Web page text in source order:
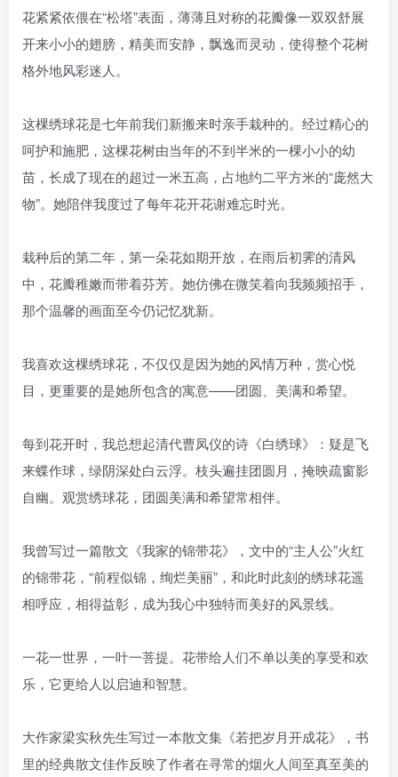
花紧紧依偎在“松塔”表面，薄薄且对称的花瓣像一双双舒展
开来小小的翅膀，精美而安静，飘逸而灵动，使得整个花树
格外地风彩迷人。
这棵绣球花是七年前我们新搬来时亲手栽种的。经过精心的
呵护和施肥，这棵花树由当年的不到半米的一棵小小的幼
苗，长成了现在的超过一米五高，占地约二平方米的“庞然大
物”。她陪伴我度过了每年花开花谢难忘时光。
栽种后的第二年，第一朵花如期开放，在雨后初霁的清风
中，花瓣稚嫩而带着芬芳。她仿佛在微笑着向我频频招手，
那个温馨的画面至今仍记忆犹新。
我喜欢这棵绣球花，不仅仅是因为她的风情万种，赏心悦
目，更重要的是她所包含的寓意——团圆、美满和希望。
每到花开时，我总想起清代曹凤仪的诗《白绣球》：疑是飞
来蝶作球，绿阴深处白云浮。枝头遍挂团圆月，掩映疏窗影
自幽。观赏绣球花，团圆美满和希望常相伴。
我曾写过一篇散文《我家的锦带花》，文中的“主人公”火红
的锦带花，“前程似锦，绚烂美丽”，和此时此刻的绣球花遥
相呼应，相得益彰，成为我心中独特而美好的风景线。
一花一世界，一叶一菩提。花带给人们不单以美的享受和欢
乐，它更给人以启迪和智慧。
大作家梁实秋先生写过一本散文集《若把岁月开成花》，书
里的经典散文佳作反映了作者在寻常的烟火人间至真至美的